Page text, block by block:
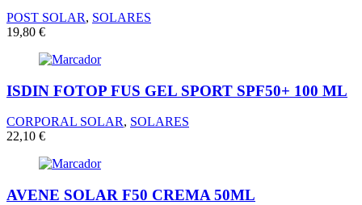
POST SOLAR, SOLARES
19,80 €
ISDIN FOTOP FUS GEL SPORT SPF50+ 100 ML
CORPORAL SOLAR, SOLARES
22,10 €
AVENE SOLAR F50 CREMA 50ML